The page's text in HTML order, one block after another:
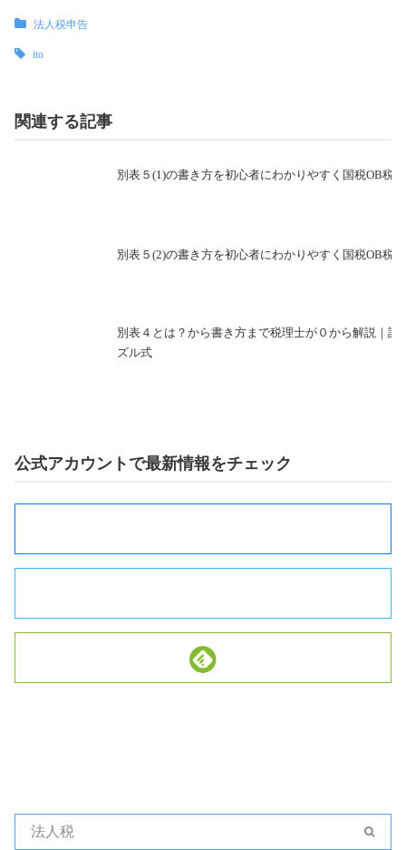
法人税申告
ito
関連する記事
別表５(1)の書き方を初心者にわかりやすく国税OB税
別表５(2)の書き方を初心者にわかりやすく国税OB税
別表４とは？から書き方まで税理士が０から解説｜誰
ズル式
公式アカウントで最新情報をチェック